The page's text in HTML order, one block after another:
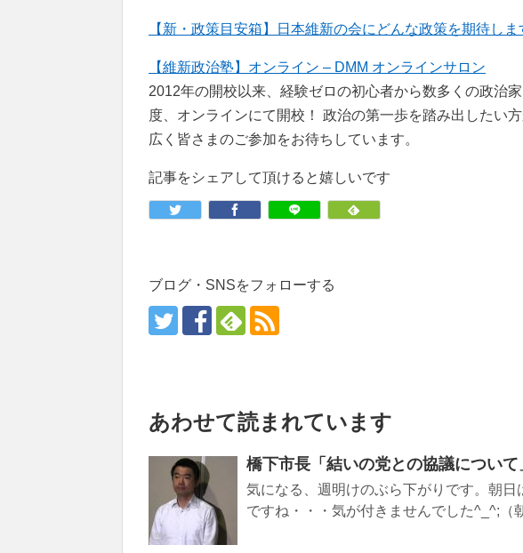
【新・政策目安箱】日本維新の会にどんな政策を期待し
【維新政治塾】オンライン – DMM オンラインサロン
2012年の開校以来、経験ゼロの初心者から数多くの政治
度、オンラインにて開校！ 政治の第一歩を踏み出したい
広く皆さまのご参加をお待ちしています。
記事をシェアして頂けると嬉しいです
ブログ・SNSをフォローする
あわせて読まれています
橋下市長「結いの党との協議につい
気になる、週明けのぶら下がりです。朝
ですね・・・気が付きませんでした^_^;（